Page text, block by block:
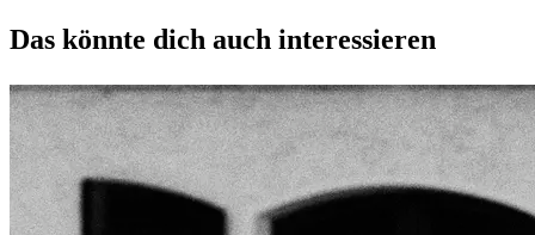
Das könnte dich auch interessieren